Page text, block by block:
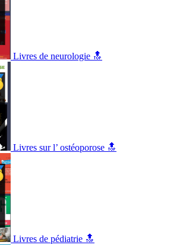
Livres de neurologie 🔝
Livres sur l’ ostéoporose 🔝
Livres de pédiatrie 🔝